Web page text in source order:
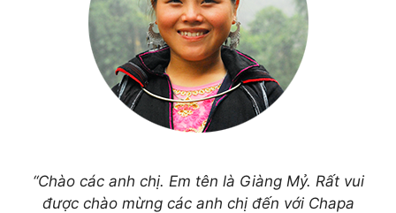
“Chào các anh chị. Em tên là Giàng Mỷ. Rất vui
được chào mừng các anh chị đến với Chapa